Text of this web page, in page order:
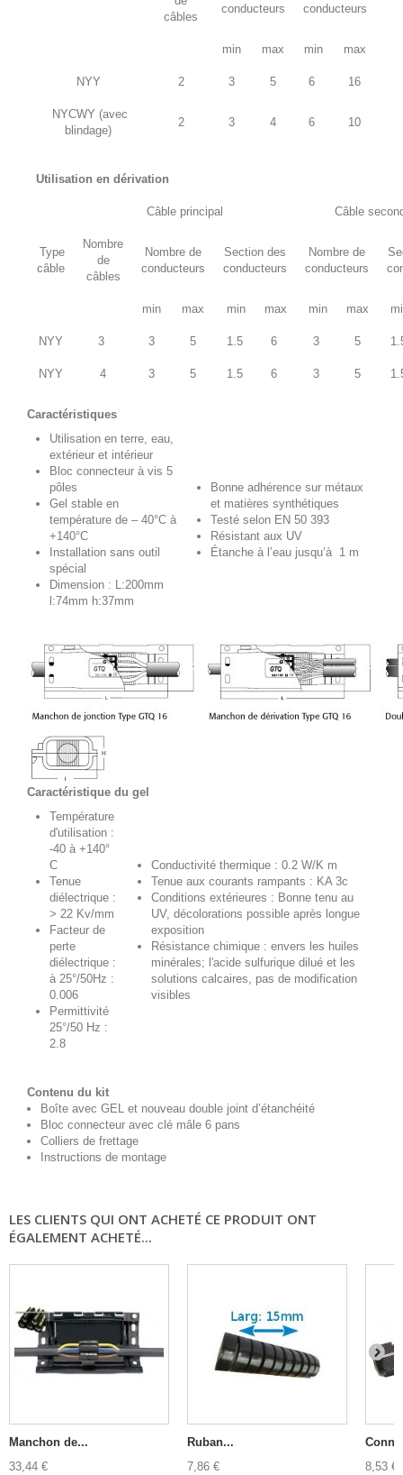
câbles
conducteurs
conducteurs
min max min max
NYY 2 3 5 6 16
NYCWY (avec
blindage)
2 3 4 6 10
Utilisation en dérivation
Câble principal Câble
Type
câble
Nombre
de
câbles
Nombre de
conducteurs
Section des
conducteurs
Nombre de
conducteurs
min max min max min max
NYY 3 3 5 1.5 6 3 5
NYY 4 3 5 1.5 6 3 5
Caractéristiques
Utilisation en terre, eau,
extérieur et intérieur
Bloc connecteur à vis 5
pôles
Gel stable en
température de – 40°C à
+140°C
Installation sans outil
spécial
Dimension : L:200mm
l:74mm h:37mm
Bonne adhérence sur métaux
et matières synthétiques
Testé selon EN 50 393
Résistant aux UV
Étanche à l’eau jusqu’à 1 m
Caractéristique du gel
Température
d'utilisation :
-40 à +140°
C
Tenue
diélectrique :
> 22 Kv/mm
Facteur de
perte
diélectrique :
à 25°/50Hz :
0.006
Permittivité
25°/50 Hz :
2.8
Conductivité thermique : 0.2 W/K m
Tenue aux courants rampants : KA 3c
Conditions extérieures : Bonne tenu au
UV, décolorations possible après longue
exposition
Résistance chimique : envers les huiles
minérales; l'acide sulfurique dilué et les
solutions calcaires, pas de modification
visibles
Contenu du kit
Boîte avec GEL et nouveau double joint d’étanchéité
Bloc connecteur avec clé mâle 6 pans
Colliers de frettage
Instructions de montage
LES CLIENTS QUI ONT ACHETÉ CE PRODUIT ONT
ÉGALEMENT ACHETÉ...
Manchon de...
33,44 €
Ruban...
7,86 €
8,53 €